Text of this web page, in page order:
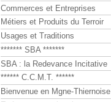
Commerces et Entreprises
Métiers et Produits du Terroir
Usages et Traditions
******* SBA *******
SBA : la Redevance Incitative
****** C.C.M.T. ******
Bienvenue en Mgne-Thiernoise